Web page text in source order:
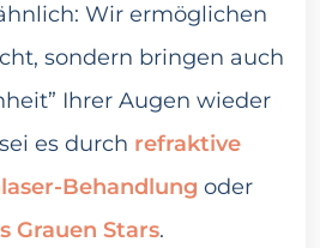
Wir ermöglichen
sondern bringen auch
Ihrer Augen wieder
es durch refraktive
Behandlung oder
Grauen Stars.